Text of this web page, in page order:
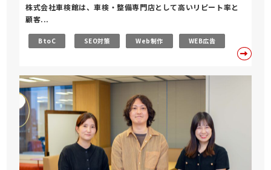
株式会社車検館は、車検・整備専門店として高いリピート率と
顧客...
BtoC SEO対策 Web制作 WEB広告